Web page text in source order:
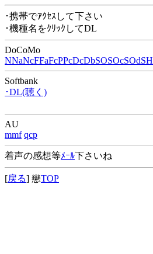
･携帯でｱｸｾｽして下さい
･機種名をｸﾘｯｸしてDL
DoCoMo
NNaNcFFaFcPPcDcDbSOSOcSOdSH
Softbank
･DL(聴く)
AU
mmf qcp
着声の感想等ﾒｰﾙ下さいね
[戻る] 戀TOP